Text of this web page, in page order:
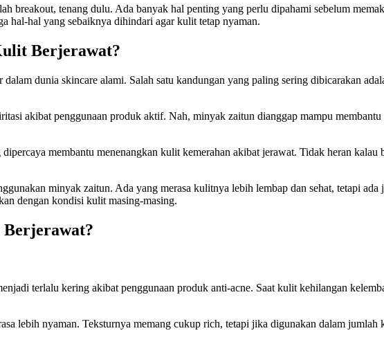
breakout, tenang dulu. Ada banyak hal penting yang perlu dipahami sebelum
hal-hal yang sebaiknya dihindari agar kulit tetap nyaman.
Berjerawat?
dunia skincare alami. Salah satu kandungan yang paling sering dibicarakan
akibat penggunaan produk aktif. Nah, minyak zaitun dianggap mampu
membantu menenangkan kulit kemerahan akibat jerawat. Tidak heran kalau
minyak zaitun. Ada yang merasa kulitnya lebih lembap dan sehat, tetapi
dengan kondisi kulit masing-masing.
terlalu kering akibat penggunaan produk anti-acne. Saat kulit kehilangan
lebih nyaman. Teksturnya memang cukup rich, tetapi jika digunakan dalam jumlah